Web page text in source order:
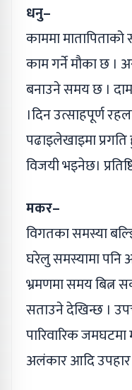
धनु–
काममा मातापिताको
काम गर्ने मौका छ ।
बनाउने समय छ ।
।दिन उत्साहपूर्ण
पढाइलेखाइमा प्रगति
विजयी भइनेछ।
मकर–
विगतका समस्या
घरेलु समस्यामा पनि
भ्रमणमा समय बित्न
सताउने देखिन्छ ।
पारिवारिक जमघटमा
अलंकार आदि उपहार